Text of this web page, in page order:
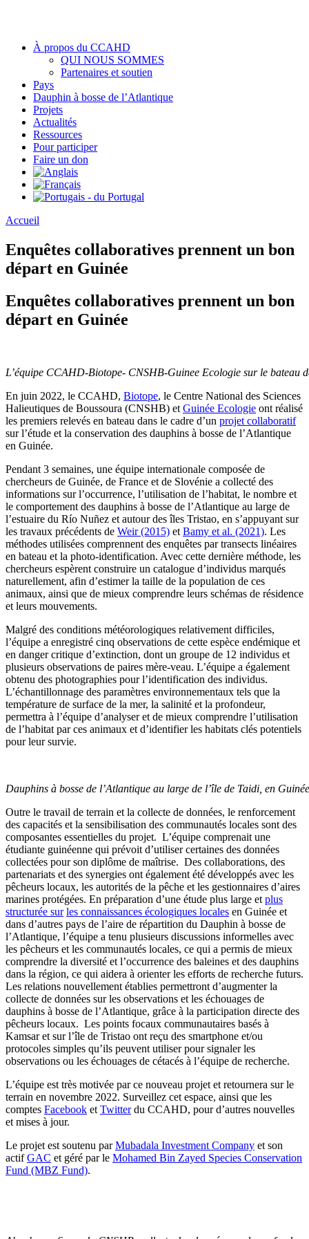
À propos du CCAHD
QUI NOUS SOMMES
Partenaires et soutien
Pays
Dauphin à bosse de l’Atlantique
Projets
Actualités
Ressources
Pour participer
Faire un don
Accueil
Enquêtes collaboratives prennent un bon
départ en Guinée
Enquêtes collaboratives prennent un bon
départ en Guinée
L’équipe CCAHD-Biotope- CNSHB-Guinee Ecologie sur le bateau
En juin 2022, le CCAHD, Biotope, le Centre National des Sciences
Halieutiques de Boussoura (CNSHB) et Guinée Ecologie ont réalisé
les premiers relevés en bateau dans le cadre d’un projet collaboratif
sur l’étude et la conservation des dauphins à bosse de l’Atlantique
en Guinée.
Pendant 3 semaines, une équipe internationale composée de
chercheurs de Guinée, de France et de Slovénie a collecté des
informations sur l’occurrence, l’utilisation de l’habitat, le nombre et
le comportement des dauphins à bosse de l’Atlantique au large de
l’estuaire du Río Nuñez et autour des îles Tristao, en s’appuyant sur
les travaux précédents de Weir (2015) et Bamy et al. (2021). Les
méthodes utilisées comprennent des enquêtes par transects linéaires
en bateau et la photo-identification. Avec cette dernière méthode, les
chercheurs espèrent construire un catalogue d’individus marqués
naturellement, afin d’estimer la taille de la population de ces
animaux, ainsi que de mieux comprendre leurs schémas de résidence
et leurs mouvements.
Malgré des conditions météorologiques relativement difficiles,
l’équipe a enregistré cinq observations de cette espèce endémique et
en danger critique d’extinction, dont un groupe de 12 individus et
plusieurs observations de paires mère-veau. L’équipe a également
obtenu des photographies pour l’identification des individus.
L’échantillonnage des paramètres environnementaux tels que la
température de surface de la mer, la salinité et la profondeur,
permettra à l’équipe d’analyser et de mieux comprendre l’utilisation
de l’habitat par ces animaux et d’identifier les habitats clés potentiels
pour leur survie.
Dauphins à bosse de l’Atlantique au large de l’île de Taidi, en
Outre le travail de terrain et la collecte de données, le renforcement
des capacités et la sensibilisation des communautés locales sont des
composantes essentielles du projet. L’équipe comprenait une
étudiante guinéenne qui prévoit d’utiliser certaines des données
collectées pour son diplôme de maîtrise. Des collaborations, des
partenariats et des synergies ont également été développés avec les
pêcheurs locaux, les autorités de la pêche et les gestionnaires d’aires
marines protégées. En préparation d’une étude plus large et plus
structurée sur les connaissances écologiques locales en Guinée et
dans d’autres pays de l’aire de répartition du Dauphin à bosse de
l’Atlantique, l’équipe a tenu plusieurs discussions informelles avec
les pêcheurs et les communautés locales, ce qui a permis de mieux
comprendre la diversité et l’occurrence des baleines et des dauphins
dans la région, ce qui aidera à orienter les efforts de recherche futurs.
Les relations nouvellement établies permettront d’augmenter la
collecte de données sur les observations et les échouages de
dauphins à bosse de l’Atlantique, grâce à la participation directe des
pêcheurs locaux. Les points focaux communautaires basés à
Kamsar et sur l’île de Tristao ont reçu des smartphone et/ou
protocoles simples qu’ils peuvent utiliser pour signaler les
observations ou les échouages de cétacés à l’équipe de recherche.
L’équipe est très motivée par ce nouveau projet et retournera sur le
terrain en novembre 2022. Surveillez cet espace, ainsi que les
comptes Facebook et Twitterdu CCAHD, pour d’autres nouvelles
et mises à jour.
Le projet est soutenu parMubadala Investment Company et son
actifGAC et géré par le Mohamed Bin Zayed Species Conservation
Fund (MBZ Fund).